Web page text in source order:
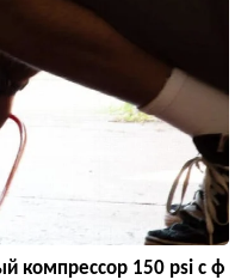
компрессор 150 psi с ф